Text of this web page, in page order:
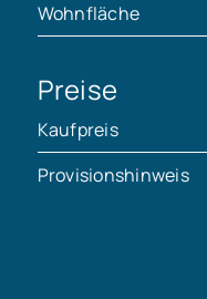
Wohnfläche
Preise
Kaufpreis
Provisionshinweis